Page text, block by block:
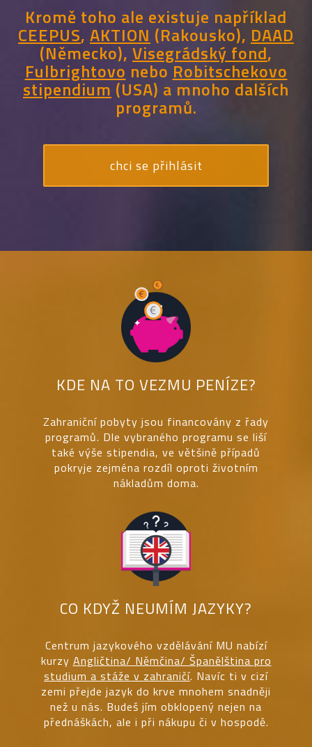
Kromě toho ale existuje například
CEEPUS, AKTION (Rakousko), DAAD
(Německo), Visegrádský fond,
Fulbrightovo neboRobitschekovo
stipendium (USA) a mnoho dalších
programů.
chci se přihlásit
KDE NA TO VEZMU PENÍZE?
Zahraniční pobyty jsou financovány z řady
programů. Dle vybraného programu se liší
také výše stipendia, ve většině případů
pokryje zejména rozdíl oproti životním
nákladům doma.
CO KDYŽ NEUMÍM JAZYKY?
Centrum jazykového vzdělávání MU nabízí
kurzy Angličtina/ Němčina/ Španělština pro
studium a stáže v zahraničí. Navíc ti v cizí
zemi přejde jazyk do krve mnohem snadněji
než u nás. Budeš jím obklopený nejen na
přednáškách, ale i při nákupu či v hospodě.